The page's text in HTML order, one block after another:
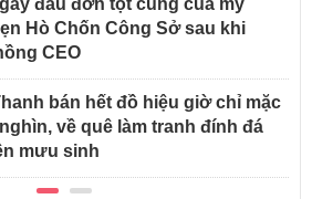
Hò Chốn Công Sở sau khi
CEO
bán hết đồ hiệu giờ chỉ mặc
về quê làm tranh đính đá
mưu sinh